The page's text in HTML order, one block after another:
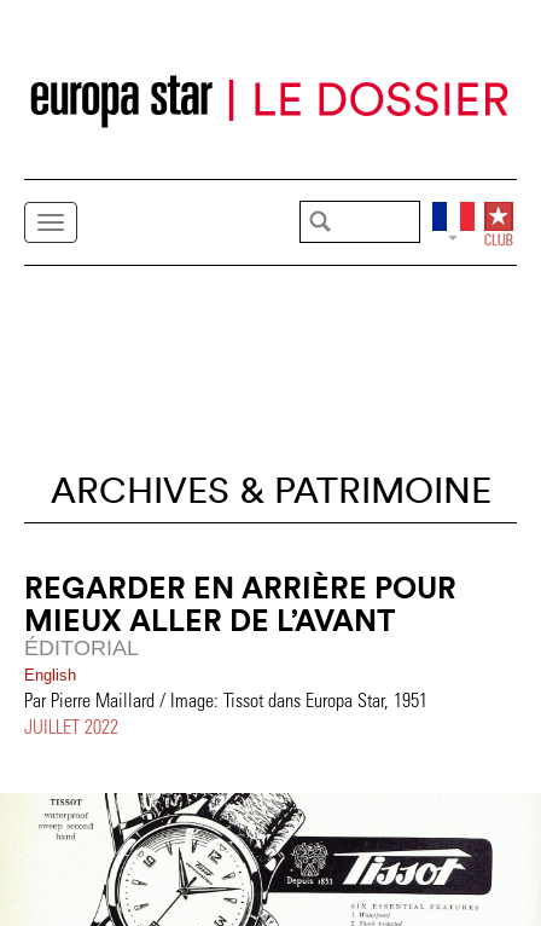
ARCHIVES & PATRIMOINE
REGARDER EN ARRIÈRE POUR
MIEUX ALLER DE L’AVANT
ÉDITORIAL
English
Par Pierre Maillard / Image: Tissot dans Europa Star, 1951
JUILLET 2022